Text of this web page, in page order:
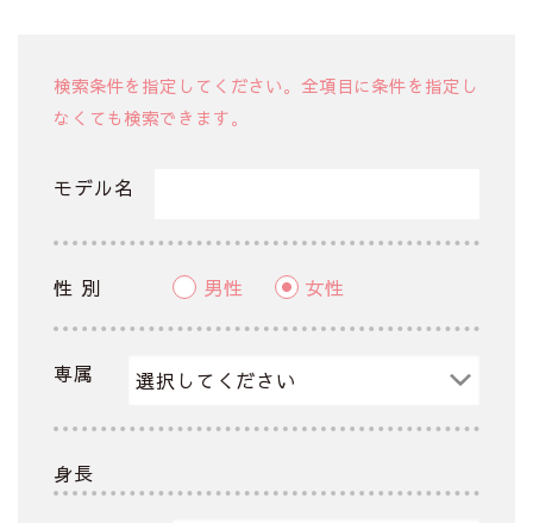
検索条件を指定してください。全項目に条件を指定し
なくても検索できます。
モデル名
性 別 男性 女性
専属
身長